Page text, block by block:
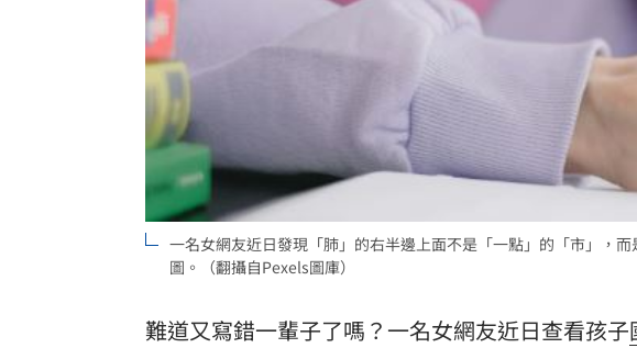
三立iNEWS新聞台線上直播
商場戰國來臨 台中「頂奢大道」逐漸成形
台彩父親節推新刮刮樂千萬頭獎超「爸」氣
「拍片人的多重宇宙」職涯論壇9/12登場！ 10:30
8國球員齊聚高雄 Formosa 7s掀足球熱潮 10:00
理想混蛋號召粉絲跨海追星吃美食！
一名女網友近日發現「肺」的右半邊上面不是「一點」的「市」，
圖。（翻攝自Pexels圖庫）
難道又寫錯一輩子了嗎？一名女網友近日查看孩子